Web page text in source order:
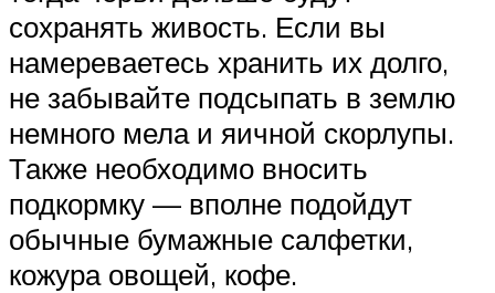
сохранять живость. Если вы
намереваетесь хранить их долго,
не забывайте подсыпать в землю
немного мела и яичной скорлупы.
Также необходимо вносить
подкормку — вполне подойдут
обычные бумажные салфетки,
кожура овощей, кофе.